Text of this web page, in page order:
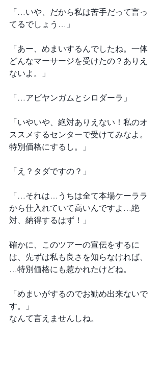
「…いや、だから私は苦手だって言っ
てるでしょう…」
「あー、めまいするんでしたね。一体
どんなマーサージを受けたの？ありえ
ないよ。」
「…アビヤンガムとシロダーラ」
「いやいや、絶対ありえない！私のオ
ススメするセンターで受けてみなよ。
特別価格にするし。」
「え？タダですの？」
「…それは…うちは全て本場ケーララ
から仕入れていて高いんですよ…絶
対、納得するはず！」
確かに、このツアーの宣伝をするに
は、先ずは私も良さを知らなければ、
…特別価格にも惹かれたけどね。
「めまいがするのでお勧め出来ないで
す。」
なんて言えませんしね。